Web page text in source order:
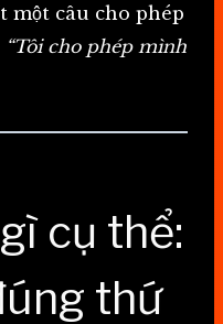
một câu cho phép
“Tôi cho phép mình
cụ thể:
thứ